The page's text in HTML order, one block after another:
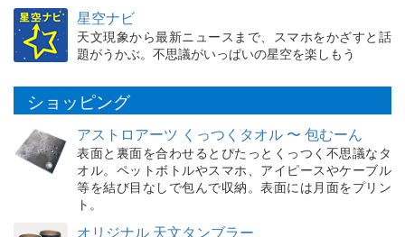
星空ナビ
天文現象から最新ニュースまで、スマホをかざすと話
題がうかぶ。不思議がいっぱいの星空を楽しもう
ショッピング
アストロアーツ くっつくタオル 〜 包むーん
表面と裏面を合わせるとぴたっとくっつく不思議なタ
オル。ペットボトルやスマホ、アイピースやケーブル
等を結び目なしで包んで収納。表面には月面をプリン
ト。
オリジナル 天文タンブラー